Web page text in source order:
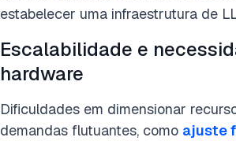
estabelecer uma infraestrutura de
Escalabilidade e
hardware
Dificuldades em dimensionar
demandas flutuantes, como ajuste